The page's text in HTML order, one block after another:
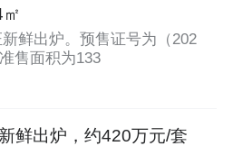
鲜出炉。预售证号为（202
售面积为133
鲜出炉，约420万元/套